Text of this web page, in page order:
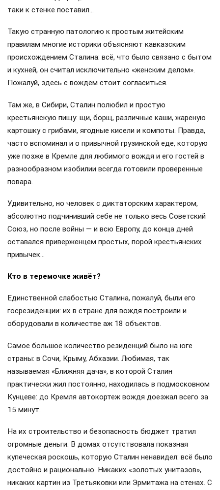
таки к стенке поставил…
Такую странную патологию к простым житейским
правилам многие историки объясняют кавказским
происхождением Сталина: всё, что было связано с бытом
и кухней, он считал исключительно «женским делом».
Пожалуй, здесь с вождём стоит согласиться.
Там же, в Сибири, Сталин полюбил и простую
крестьянскую пищу: щи, борщ, различные каши, жареную
картошку с грибами, ягодные кисели и компоты. Правда,
часто вспоминал и о привычной грузинской еде, которую
уже позже в Кремле для любимого вождя и его гостей в
разнообразном изобилии всегда готовили проверенные
повара.
Удивительно, но человек с диктаторским характером,
абсолютно подчинивший себе не только весь Советский
Союз, но после войны — и всю Европу, до конца дней
оставался приверженцем простых, порой крестьянских
привычек…
Кто в теремочке живёт?
Единственной слабостью Сталина, пожалуй, были его
госрезиденции: их в стране для вождя построили и
оборудовали в количестве аж 18 объектов.
Самое большое количество резиденций было на юге
страны: в Сочи, Крыму, Абхазии. Любимая, так
называемая «Ближняя дача», в которой Сталин
практически жил постоянно, находилась в подмосковном
Кунцеве: до Кремля автокортеж вождя доезжал всего за
15 минут.
На их строительство и безопасность бюджет тратил
огромные деньги. В домах отсутствовала показная
купеческая роскошь, которую Сталин ненавидел: всё было
достойно и рационально. Никаких «золотых унитазов»,
никаких картин из Третьяковки или Эрмитажа на стенах. С